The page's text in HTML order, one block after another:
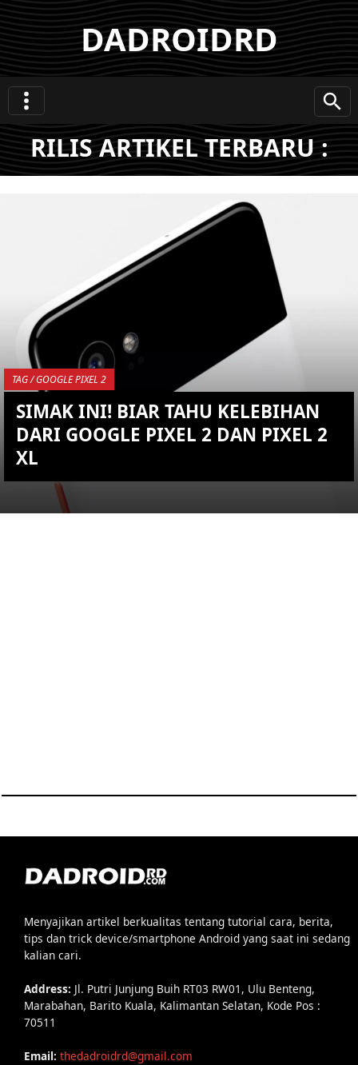
DADROIDRD
RILIS ARTIKEL TERBARU :
TAG / GOOGLE PIXEL 2
SIMAK INI! BIAR TAHU KELEBIHAN
DARI GOOGLE PIXEL 2 DAN PIXEL 2
XL
Menyajikan artikel berkualitas tentang tutorial cara, berita,
tips dan trick device/smartphone Android yang saat ini sedang
kalian cari.
Address: Jl. Putri Junjung Buih RT03 RW01, Ulu Benteng,
Marabahan, Barito Kuala, Kalimantan Selatan, Kode Pos :
70511
Email: thedadroidrd@gmail.com